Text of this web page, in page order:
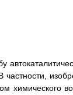
химического